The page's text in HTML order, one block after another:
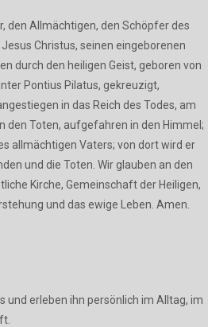
den Allmächtigen, den Schöpfer des
Christus, seinen eingeborenen
durch den heiligen Geist, geboren von
Pontius Pilatus, gekreuzigt,
in das Reich des Todes, am
den Toten, aufgefahren in den Himmel;
allmächtigen Vaters; von dort wird er
und die Toten. Wir glauben an den
Kirche, Gemeinschaft der Heiligen,
und das ewige Leben. Amen.
und erleben ihn persönlich im Alltag, im